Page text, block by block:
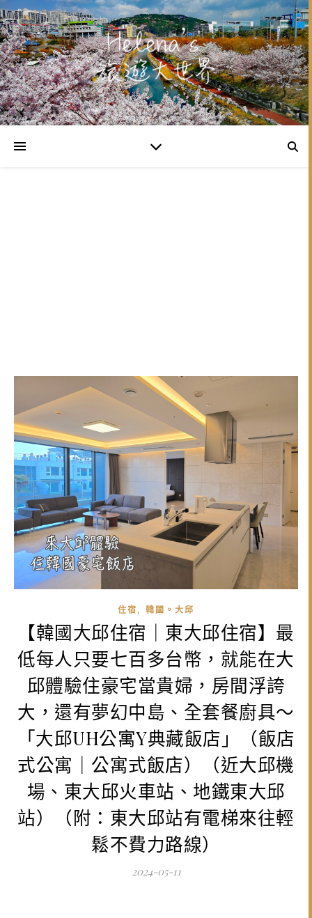
住宿, 韓國。大邱
【韓國大邱住宿｜東大邱住宿】最
低每人只要七百多台幣，就能在大
邱體驗住豪宅當貴婦，房間浮誇
大，還有夢幻中島、全套餐廚具～
「大邱UH公寓Y典藏飯店」（飯店
式公寓｜公寓式飯店）（近大邱機
場、東大邱火車站、地鐵東大邱
站）（附：東大邱站有電梯來往輕
鬆不費力路線）
2024-05-11